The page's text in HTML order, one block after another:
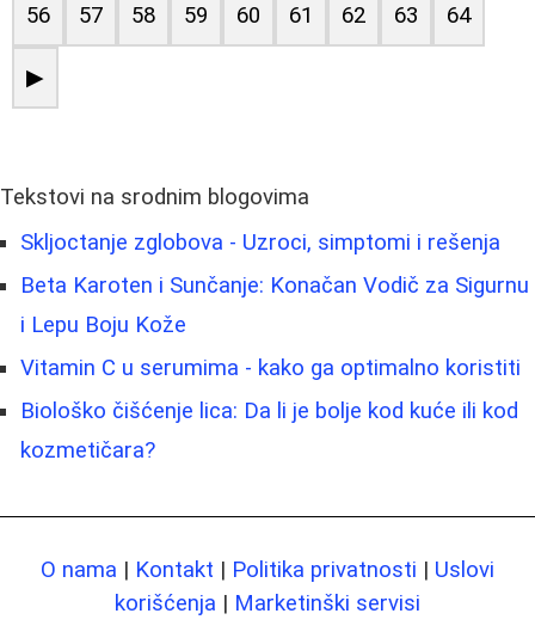
56 57 58 59 60 61 62 63 64
▶
Tekstovi na srodnim blogovima
Skljoctanje zglobova - Uzroci, simptomi i rešenja
Beta Karoten i Sunčanje: Konačan Vodič za Sigurnu
i Lepu Boju Kože
Vitamin C u serumima - kako ga optimalno koristiti
Biološko čišćenje lica: Da li je bolje kod kuće ili kod
kozmetičara?
O nama | Kontakt | Politika privatnosti | Uslovi
korišćenja | Marketinški servisi